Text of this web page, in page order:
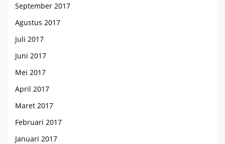
September 2017
Agustus 2017
Juli 2017
Juni 2017
Mei 2017
April 2017
Maret 2017
Februari 2017
Januari 2017